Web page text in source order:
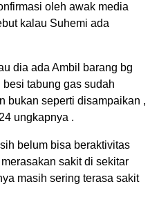
oleh awak media
kalau Suhemi ada
dia ada Ambil barang bg
tabung gas sudah
bukan seperti disampaikan ,
ungkapnya .
belum bisa beraktivitas
sakit di sekitar
masih sering terasa sakit